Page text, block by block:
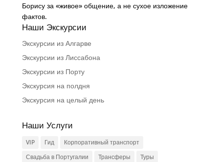
Борису за «живое» общение, а не сухое изложение
фактов.
Наши Экскурсии
Экскурсии из Алгарве
Экскурсии из Лиссабона
Экскурсии из Порту
Экскурсия на полдня
Экскурсия на целый день
Наши Услуги
VIP Гид
Корпоративный транспорт
Свадьба в Португалии
Трансферы Туры